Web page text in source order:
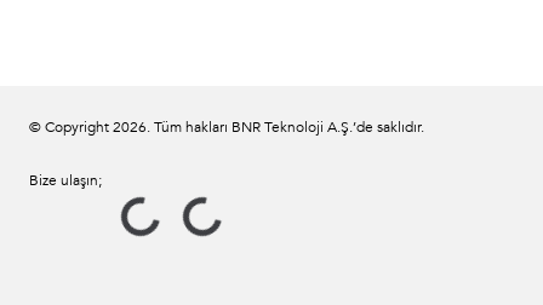
© Copyright2026. Tüm hakları BNR Teknoloji A.Ş.’de saklıdır.
Bize ulaşın;